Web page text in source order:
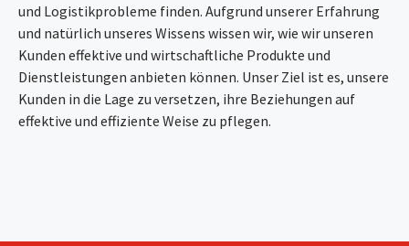
und Logistikprobleme finden. Aufgrund unserer Erfahrung
und natürlich unseres Wissens wissen wir, wie wir unseren
Kunden effektive und wirtschaftliche Produkte und
Dienstleistungen anbieten können. Unser Ziel ist es, unsere
Kunden in die Lage zu versetzen, ihre Beziehungen auf
effektive und effiziente Weise zu pflegen.